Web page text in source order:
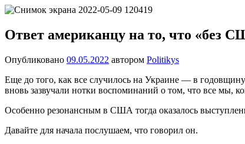
Перейти
содержимому
один
сайт
WordPress
Ответ американцу на то, что «без
Опубликовано 09.05.2022 автором Politikys
Еще до того, как все случилось на Украине — в
вновь зазвучали нотки воспоминаний о том, что все
Особенно резонансным в США тогда оказалось
Давайте для начала послушаем, что говорил он.